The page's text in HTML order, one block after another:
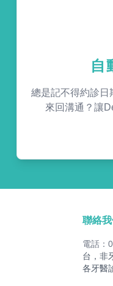
自
總是記不得約診日
來回溝通？讓
聯絡我
電話：
台，非
各牙醫